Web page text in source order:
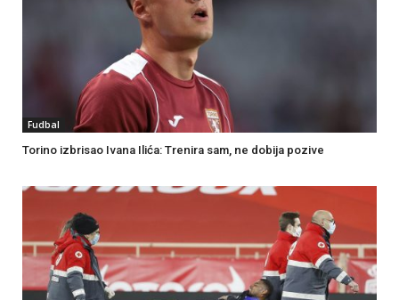
Fudbal
Torino izbrisao Ivana Ilića: Trenira sam, ne dobija pozive